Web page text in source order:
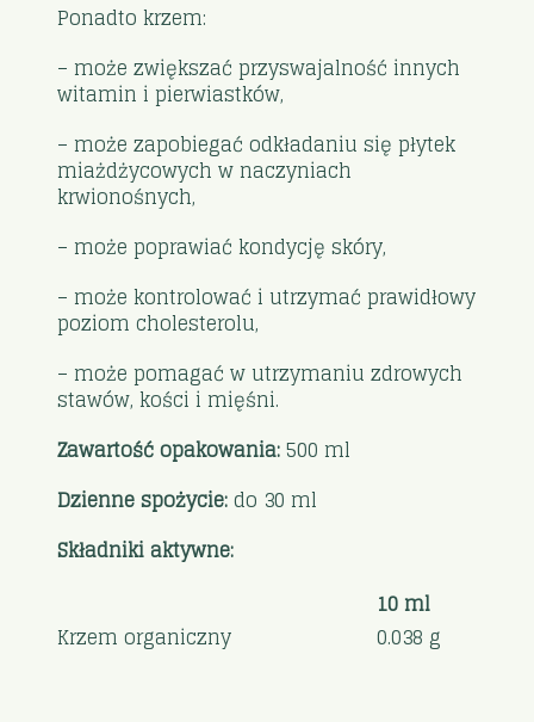
Ponadto krzem:
– może zwiększać przyswajalność innych
witamin i pierwiastków,
– może zapobiegać odkładaniu się płytek
miażdżycowych w naczyniach
krwionośnych,
– może poprawiać kondycję skóry,
– może kontrolować i utrzymać prawidłowy
poziom cholesterolu,
– może pomagać w utrzymaniu zdrowych
stawów, kości i mięśni.
Zawartość opakowania:500 ml
Dzienne spożycie:do 30 ml
Składniki aktywne:
10 ml
Krzem organiczny
0.038 g